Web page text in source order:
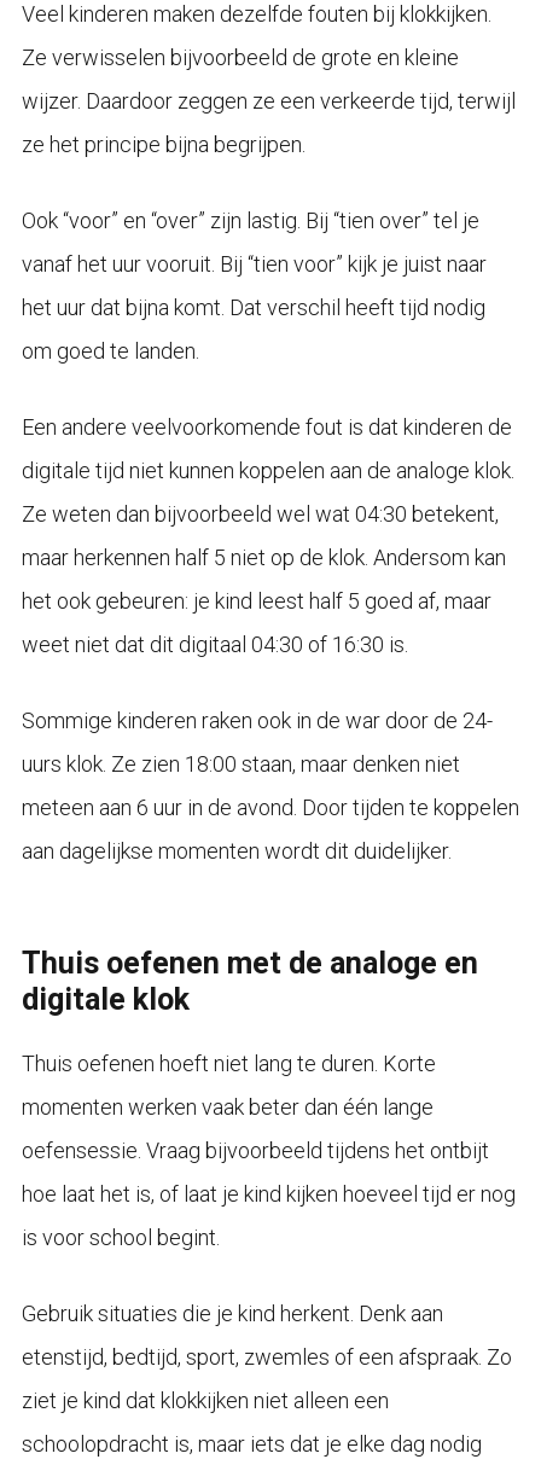
Veel kinderen maken dezelfde fouten bij klokkijken.
Ze verwisselen bijvoorbeeld de grote en kleine
wijzer. Daardoor zeggen ze een verkeerde tijd, terwijl
ze het principe bijna begrijpen.
Ook “voor” en “over” zijn lastig. Bij “tien over” tel je
vanaf het uur vooruit. Bij “tien voor” kijk je juist naar
het uur dat bijna komt. Dat verschil heeft tijd nodig
om goed te landen.
Een andere veelvoorkomende fout is dat kinderen de
digitale tijd niet kunnen koppelen aan de analoge klok.
Ze weten dan bijvoorbeeld wel wat 04:30 betekent,
maar herkennen half 5 niet op de klok. Andersom kan
het ook gebeuren: je kind leest half 5 goed af, maar
weet niet dat dit digitaal 04:30 of 16:30 is.
Sommige kinderen raken ook in de war door de 24-
uurs klok. Ze zien 18:00 staan, maar denken niet
meteen aan 6 uur in de avond. Door tijden te koppelen
aan dagelijkse momenten wordt dit duidelijker.
Thuis oefenen met de analoge en
digitale klok
Thuis oefenen hoeft niet lang te duren. Korte
momenten werken vaak beter dan één lange
oefensessie. Vraag bijvoorbeeld tijdens het ontbijt
hoe laat het is, of laat je kind kijken hoeveel tijd er nog
is voor school begint.
Gebruik situaties die je kind herkent. Denk aan
etenstijd, bedtijd, sport, zwemles of een afspraak. Zo
ziet je kind dat klokkijken niet alleen een
schoolopdracht is, maar iets dat je elke dag nodig